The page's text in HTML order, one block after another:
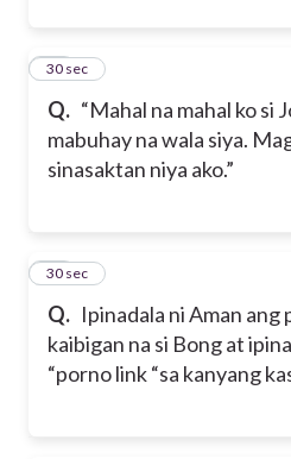
Q. “Mahal na mahal ko si
mabuhay na wala siya.
sinasaktan niya ako.”
12
30 sec
Q. Ipinadala ni Aman ang
kaibigan na si Bong at
“porno link “sa kanyang
13
30 sec